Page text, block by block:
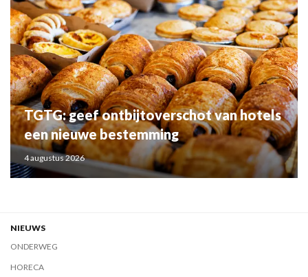
TGTG: geef ontbijtoverschot van hotels
een nieuwe bestemming
4 augustus 2026
NIEUWS
ONDERWEG
HORECA